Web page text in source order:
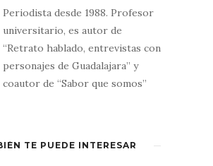
Periodista desde 1988. Profesor
universitario, es autor de
“Retrato hablado, entrevistas con
personajes de Guadalajara” y
coautor de “Sabor que somos”
TE PUEDE INTERESAR